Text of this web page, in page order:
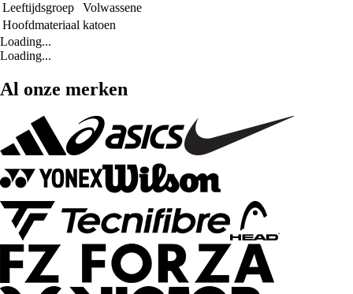
Leeftijdsgroep
Volwassene
Hoofdmateriaal katoen
Loading...
Loading...
Al onze merken